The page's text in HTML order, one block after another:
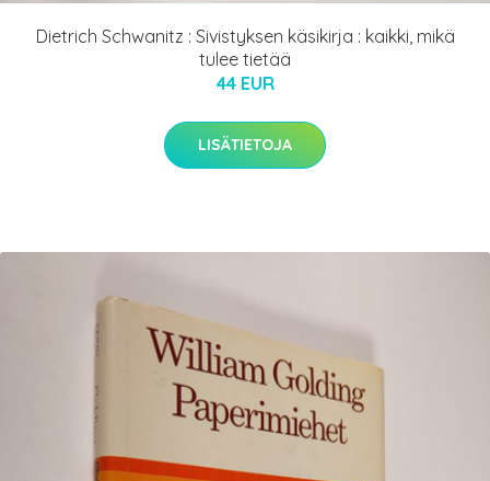
Dietrich Schwanitz : Sivistyksen käsikirja : kaikki, mikä
tulee tietää
44 EUR
LISÄTIETOJA